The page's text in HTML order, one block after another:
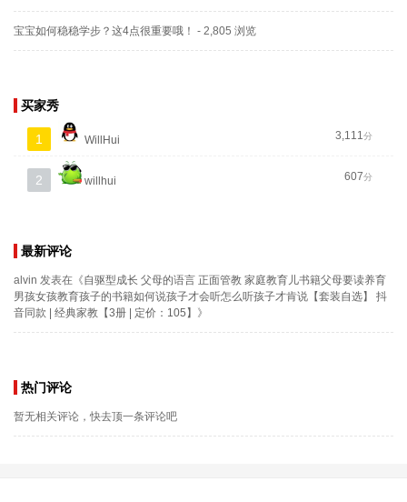
宝宝如何稳稳学步？这4点很重要哦！ - 2,805 浏览
买家秀
1 WillHui 3,111分
2 willhui 607分
最新评论
alvin 发表在《自驱型成长 父母的语言 正面管教 家庭教育儿书籍父母要读养育
男孩女孩教育孩子的书籍如何说孩子才会听怎么听孩子才肯说【套装自选】 抖
音同款 | 经典家教【3册 | 定价：105】 》
热门评论
暂无相关评论，快去顶一条评论吧